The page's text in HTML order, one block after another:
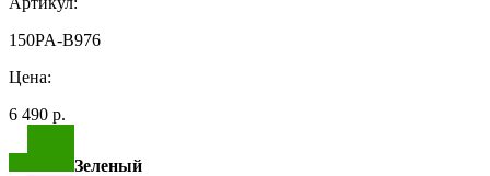
150PA-B976
Цена:
6 490 р.
Зеленый